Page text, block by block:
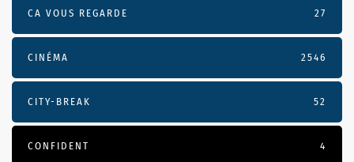
CA VOUS REGARDE 27
CINÉMA 2546
CITY-BREAK 52
CONFIDENT 4